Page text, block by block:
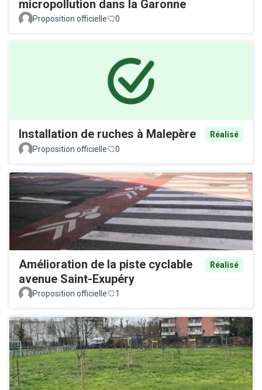
micropollution dans la Garonne
Proposition officielle 0
Installation de ruches à Malepère
Réalisé
Proposition officielle
0
Amélioration de la piste cyclable
avenue Saint-Exupéry
Réalisé
Proposition officielle 1